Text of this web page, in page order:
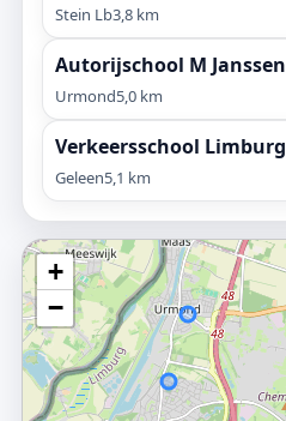
Stein Lb3,8 km
Autorijschool M Janssen
Urmond5,0 km
Verkeersschool Limburg
Geleen5,1 km
+
−